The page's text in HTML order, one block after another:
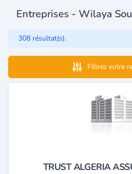
Entreprises - Wilaya
308 résultat(s).
Filtrez votre
TRUST ALGERIA